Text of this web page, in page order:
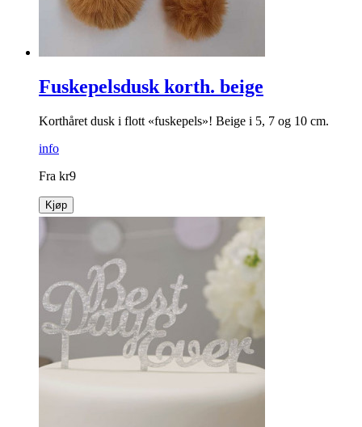
Fuskepelsdusk korth. beige
Korthåret dusk i flott «fuskepels»! Beige i 5, 7 og 10 cm.
info
Fra kr9
Kjøp